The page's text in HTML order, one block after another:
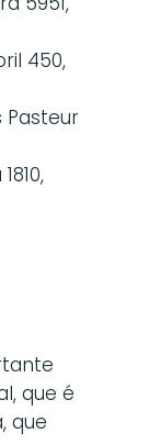
450,
Pasteur
que é
que